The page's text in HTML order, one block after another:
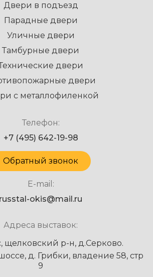
Двери в подъезд
Парадные двери
Уличные двери
Тамбурные двери
двери
двери
с металлофиленкой
Телефон:
+7 (495) 642-19-98
Обратный звонок
E-mail:
russtal-okis@mail.ru
Адреса выставок:
щелковский р-н, д.Серково.
д. Грибки, владение 58, стр
9